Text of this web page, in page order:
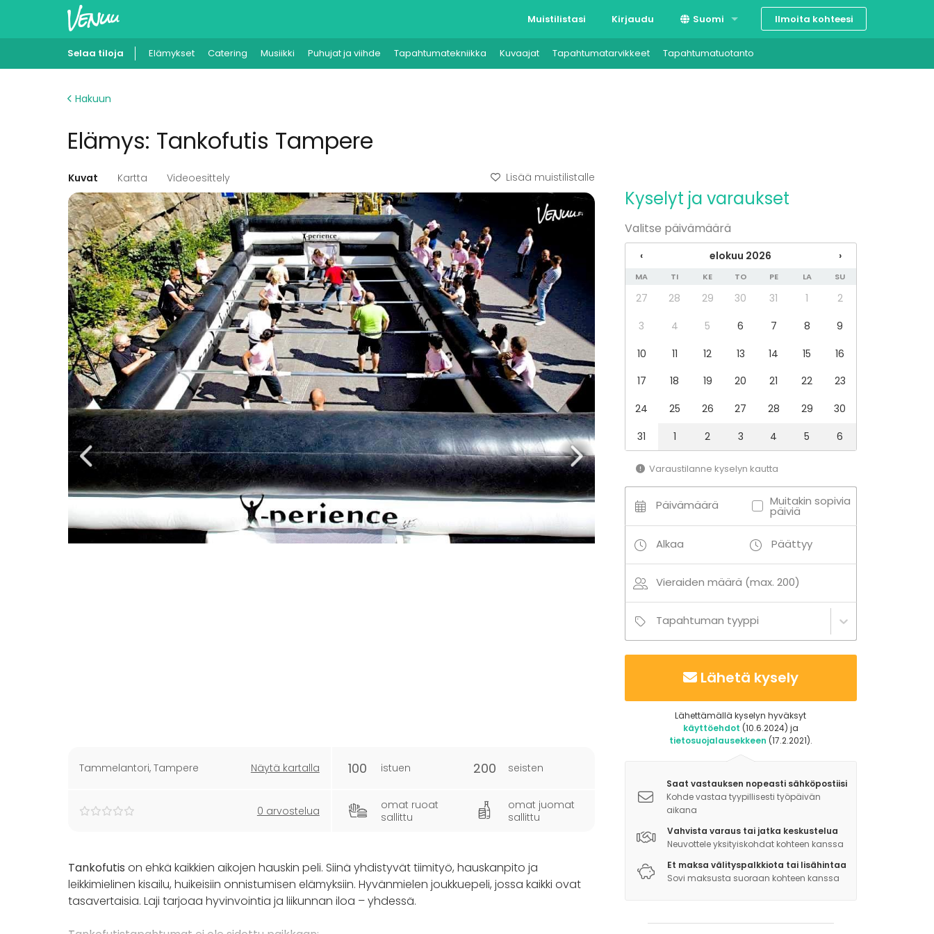
Muistilistasi Kirjaudu Suomi
Svenska
Ilmoita kohteesi
Selaa tiloja Elämykset Catering Musiikki Puhujat ja viihde Tapahtumatekniikka Kuvaajat Tapahtumatarvikkeet Tapahtumatuotanto
Hakuun
Elämys: Tankofutis Tampere
Kuvat Kartta Videoesittely Lisää muistilistalle
Tammelantori, Tampere Näytä kartalla
0 arvostelua
100 istuen 200 seisten
omat ruoat
sallittu
omat juomat
sallittu
Tankofutis on ehkä kaikkien aikojen hauskin peli. Siinä yhdistyvät tiimityö, hauskanpito ja
leikkimielinen kisailu, huikeisiin onnistumisen elämyksiin. Hyvänmielen joukkuepeli, jossa kaikki ovat
tasavertaisia. Laji tarjoaa hyvinvointia ja liikunnan iloa – yhdessä.
Kyselyt ja varaukset
Valitse päivämäärä
‹ elokuu 2026 ›
MA TI KE TO PE LA SU
27 28 29 30 31 1
2
3
4 5 6 7 8
9
10
11 12 13 14 15
16
17
18 19 20 21 22
23
24
25 26 27 28 29
30
31
1 2 3 4 5 6
Varaustilanne kyselyn kautta
Päivämäärä Muitakin sopivia
päiviä
Alkaa Päättyy
Vieraiden määrä (max. 200)
Tapahtuman tyyppi
Lähetä kysely
Lähettämällä kyselyn hyväksyt
käyttöehdot (10.6.2024) ja
tietosuojalausekkeen (17.2.2021).
Saat vastauksen nopeasti sähköpostiisi
Kohde vastaa tyypillisesti työpäivän
aikana
Vahvista varaus tai jatka keskustelua
Neuvottele yksityiskohdat kohteen kanssa
Et maksa välityspalkkiota tai lisähintaa
Sovi maksusta suoraan kohteen kanssa